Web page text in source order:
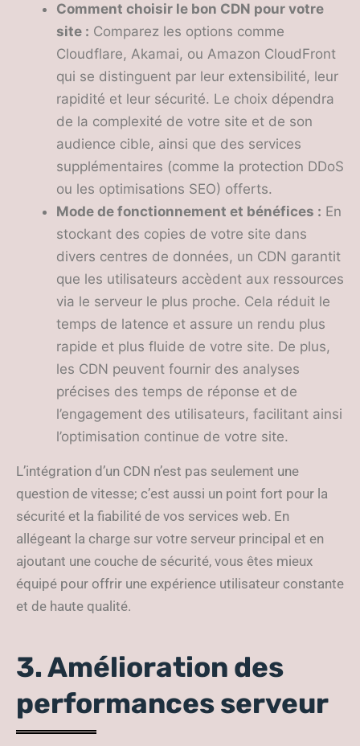
Comment choisir le bon CDN pour votre
site : Comparez les options comme
Cloudflare, Akamai, ou Amazon CloudFront
qui se distinguent par leur extensibilité, leur
rapidité et leur sécurité. Le choix dépendra
de la complexité de votre site et de son
audience cible, ainsi que des services
supplémentaires (comme la protection DDoS
ou les optimisations SEO) offerts.
Mode de fonctionnement et bénéfices : En
stockant des copies de votre site dans
divers centres de données, un CDN garantit
que les utilisateurs accèdent aux ressources
via le serveur le plus proche. Cela réduit le
temps de latence et assure un rendu plus
rapide et plus fluide de votre site. De plus,
les CDN peuvent fournir des analyses
précises des temps de réponse et de
l’engagement des utilisateurs, facilitant ainsi
l’optimisation continue de votre site.
L’intégration d’un CDN n’est pas seulement une
question de vitesse; c’est aussi un point fort pour la
sécurité et la fiabilité de vos services web. En
allégeant la charge sur votre serveur principal et en
ajoutant une couche de sécurité, vous êtes mieux
équipé pour offrir une expérience utilisateur constante
et de haute qualité.
3. Amélioration des
performances serveur